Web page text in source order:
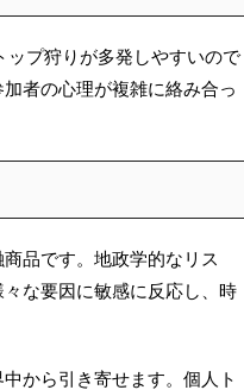
プ狩りが多発しやすいので
者の心理が複雑に絡み合っ
品です。地政学的なリス
な要因に敏感に反応し、時
から引き寄せます。個人ト